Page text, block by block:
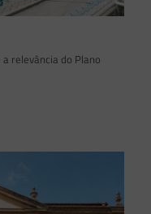
relevância do Plano